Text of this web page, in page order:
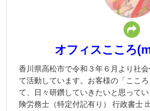
オフィスこころ
香川県高松市で令和３年６月より社会
て活動しています。お客様の「こころ
て、日々研鑽していきたいと思って
険労務士（特定付記有り） 行政書士